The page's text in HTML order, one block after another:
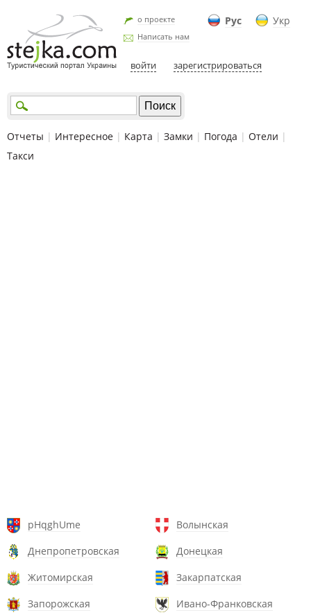
Рус Укр
о проекте
Написать нам
войти зарегистрироваться
Отчеты | Интересное | Карта | Замки | Погода | Отели |
Такси
pHqghUme
Волынская
Днепропетровская
Донецкая
Житомирская
Закарпатская
Запорожская
Ивано-Франковская